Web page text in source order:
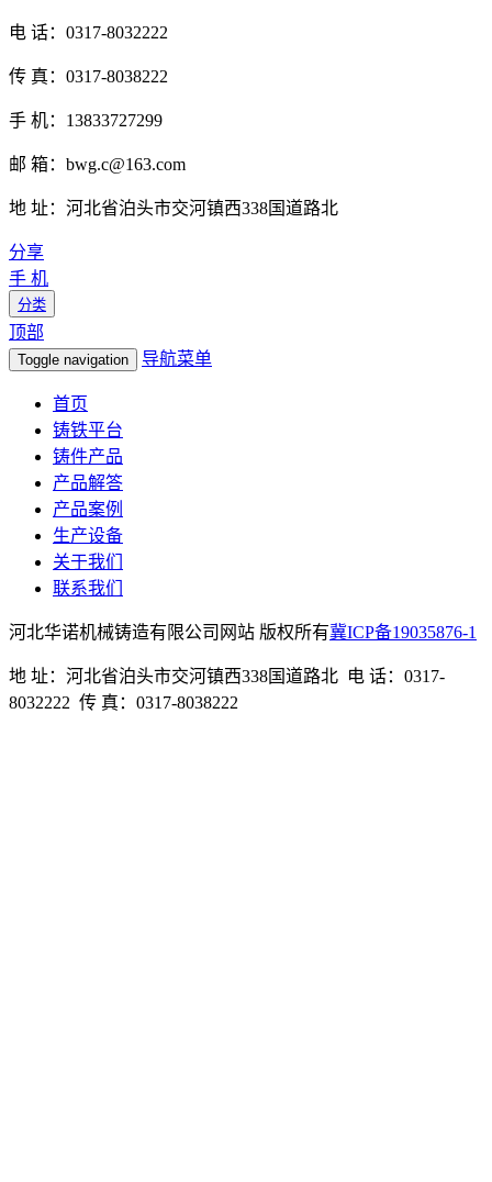
电 话：0317-8032222
传 真：0317-8038222
手 机：13833727299
邮 箱：bwg.c@163.com
地 址：河北省泊头市交河镇西338国道路北
分享
手 机
分类
顶部
Toggle navigation 导航菜单
首页
铸铁平台
铸件产品
产品解答
产品案例
生产设备
关于我们
联系我们
河北华诺机械铸造有限公司网站 版权所有冀ICP备19035876-1
地 址：河北省泊头市交河镇西338国道路北 电 话：0317-
8032222 传 真：0317-8038222